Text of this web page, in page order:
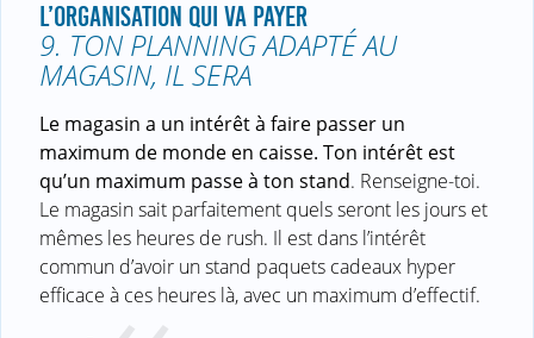
L’ORGANISATION QUI VA PAYER
9. TON PLANNING ADAPTÉ AU
MAGASIN, IL SERA
Le magasin a un intérêt à faire passer un
maximum de monde en caisse. Ton intérêt est
qu’un maximum passe à ton stand. Renseigne-toi.
Le magasin sait parfaitement quels seront les jours et
mêmes les heures de rush. Il est dans l’intérêt
commun d’avoir un stand paquets cadeaux hyper
efficace à ces heures là, avec un maximum d’effectif.